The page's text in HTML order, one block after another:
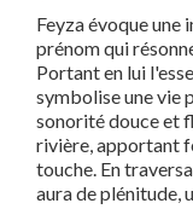
Feyza évoque une
prénom qui
Portant en lui
symbolise une vie
sonorité douce et
rivière, apportant
touche. En
aura de plénitude,